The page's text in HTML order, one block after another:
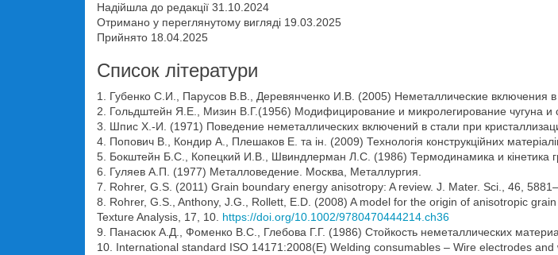
Надійшла до редакції 31.10.2024
Отримано у переглянутому вигляді 19.03.2025
Прийнято 18.04.2025
Список літератури
1. Губенко С.И., Парусов В.В., Деревянченко И.В. (2005) Неметаллические включения
2. Гольдштейн Я.Е., Мизин В.Г.(1956) Модифицирование и микролегирование чугуна и
3. Шпис Х.-И. (1971) Поведение неметаллических включений в стали при
4. Попович В., Кондир А., Плешаков Е. та ін. (2009) Технологія конструкційних
5. Бокштейн Б.С., Копецкий И.В., Швиндлерман Л.С. (1986) Термодинамика и кінетика
6. Гуляев А.П. (1977) Металловедение. Москва, Металлургия.
7. Rohrer, G.S. (2011) Grain boundary energy anisotropy: A review. J. Mater. Sci., 46,
8. Rohrer, G.S., Anthony, J.G., Rollett, E.D. (2008) A model for the origin of anisotropic
Texture Analysis, 17, 10. https://doi.org/10.1002/9780470444214.ch36
9. Панасюк А.Д., Фоменко В.С., Глебова Г.Г. (1986) Стойкость неметаллических
10. International standard ISO 14171:2008(E) Welding consumables – Wire electrodes